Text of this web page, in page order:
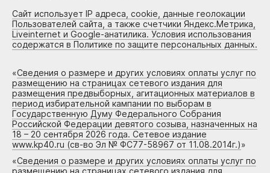
Сайт использует IP адреса, cookie, данные геолокации
Пользователей сайта, а также счетчики Яндекс.Метрика,
Liveinternet и Google-анатилика. Условия использования
содержатся в Политике по защите персональных данных.
«Сведения о размере и других условиях оплаты услуг по
размещению на страницах сетевого издания для
размещения предвыборных, агитационных материалов в
период избирательной кампании по выборам в
Государственную Думу Федерального Собрания
Российской Федерации девятого созыва, назначенных на
18 – 20 сентября 2026 года. Сетевое издание
www.kp40.ru (св-во Эл № ФС77-58967 от 11.08.2014г.)»
«Сведения о размере и других условиях оплаты услуг по
размещению на страницах сетевого издания для